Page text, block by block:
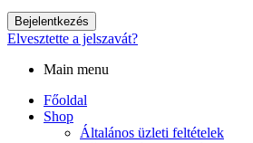
Bejelentkezés
Elvesztette a jelszavát?
Main menu
Főoldal
Shop
Általános üzleti feltételek